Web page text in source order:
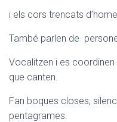
i els cors trencats
També parlen de
Vocalitzen i es
que canten.
Fan boques closes,
pentagrames.